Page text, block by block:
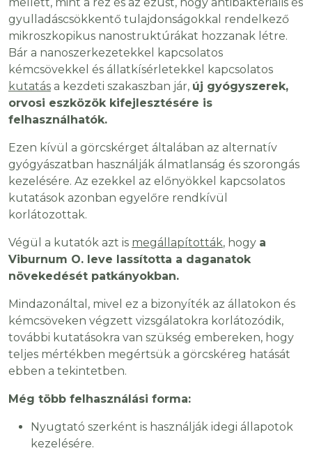
mellett, mint a réz és az ezüst, hogy antibakteriális és
gyulladáscsökkentő tulajdonságokkal rendelkező
mikroszkopikus nanostruktúrákat hozzanak létre.
Bár a nanoszerkezetekkel kapcsolatos
kémcsövekkel és állatkísérletekkel kapcsolatos
kutatás a kezdeti szakaszban jár, új gyógyszerek,
orvosi eszközök kifejlesztésére is
felhasználhatók.
Ezen kívül a görcskérget általában az alternatív
gyógyászatban használják álmatlanság és szorongás
kezelésére. Az ezekkel az előnyökkel kapcsolatos
kutatások azonban egyelőre rendkívül
korlátozottak.
Végül a kutatók azt is megállapították, hogy a
Viburnum O. leve lassította a daganatok
növekedését patkányokban.
Mindazonáltal, mivel ez a bizonyíték az állatokon és
kémcsöveken végzett vizsgálatokra korlátozódik,
további kutatásokra van szükség embereken, hogy
teljes mértékben megértsük a görcskéreg hatását
ebben a tekintetben.
Még több felhasználási forma:
Nyugtató szerként is használják idegi állapotok
kezelésére.